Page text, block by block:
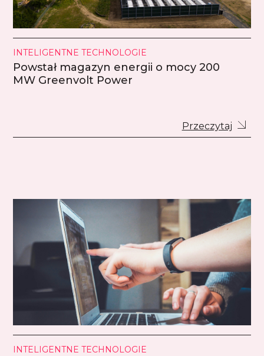
INTELIGENTNE TECHNOLOGIE
Powstał magazyn energii o mocy 200
MW Greenvolt Power
Przeczytaj
INTELIGENTNE TECHNOLOGIE